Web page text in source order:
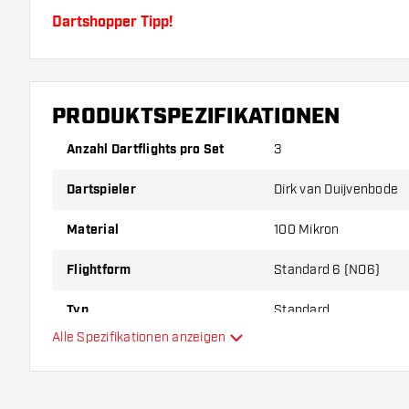
Dartshopper Tipp!
Probieren Sie eine andere Form, ein anderes
Ihnen passt!
PRODUKTSPEZIFIKATIONEN
Anzahl Dartflights pro Set 3
Dartspieler Dirk van Duijvenbode
Material 100 Mikron
Flightform Standard 6 (NO6)
Typ Standard
Alle Spezifikationen anzeigen